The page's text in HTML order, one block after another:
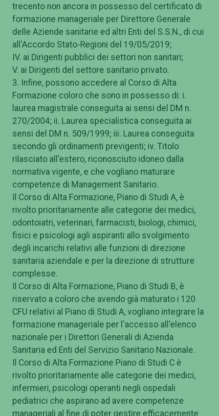
trecento non ancora in possesso del certificato di
formazione manageriale per Direttore Generale
delle Aziende sanitarie ed altri Enti del S.S.N., di cui
all'Accordo Stato-Regioni del 19/05/2019;
IV. ai Dirigenti pubblici dei settori non sanitari;
V. ai Dirigenti del settore sanitario privato.
3. Infine, possono accedere al Corso di Alta
Formazione coloro che sono in possesso di: i.
laurea magistrale conseguita ai sensi del DM n.
270/2004; ii. Laurea specialistica conseguita ai
sensi del DM n. 509/1999; iii. Laurea conseguita
secondo gli ordinamenti previgenti; iv. Titolo
rilasciato all'estero, riconosciuto idoneo dalla
normativa vigente, e che vogliano maturare
competenze di Management Sanitario.
Il Corso di Alta Formazione, Piano di Studi A, è
rivolto prioritariamente alle categorie dei medici,
odontoiatri, veterinari, farmacisti, biologi, chimici,
fisici e psicologi agli aspiranti allo svolgimento
degli incarichi relativi alle funzioni di direzione
sanitaria aziendale e per la direzione di strutture
complesse.
Il Corso di Alta Formazione, Piano di Studi B, è
riservato a coloro che avendo già maturato i 120
CFU relativi al Piano di Studi A, vogliano integrare la
formazione manageriale per l'accesso all'elenco
nazionale per i Direttori Generali di Azienda
Sanitaria ed Enti del Servizio Sanitario Nazionale.
Il Corso di Alta Formazione Piano di Studi C è
rivolto prioritariamente alle categorie dei medici,
infermieri, psicologi operanti negli ospedali
pediatrici che aspirano ad avere competenze
manageriali al fine di poter gestire efficacemente